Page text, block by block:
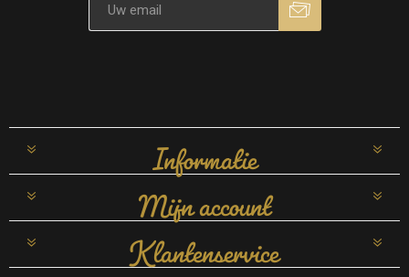
Informatie
Mijn account
Klantenservice